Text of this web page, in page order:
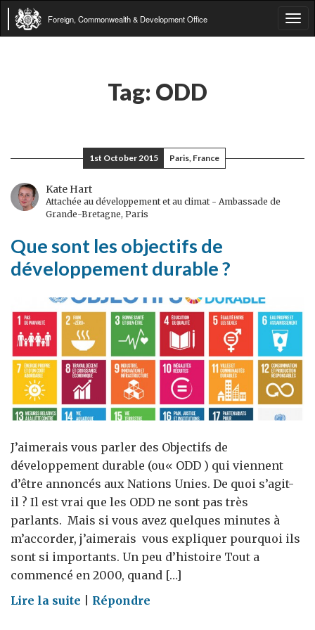
Foreign, Commonwealth & Development Office
Tag: ODD
1st October 2015 Paris, France
Kate Hart
Attachée au développement et au climat - Ambassade de
Grande-Bretagne, Paris
Que sont les objectifs de
développement durable ?
J’aimerais vous parler des Objectifs de
développement durable (ou« ODD ) qui viennent
d’être annoncés aux Nations Unies. De quoi s’agit-
il ? Il est vrai que les ODD ne sont pas très
parlants. Mais si vous avez quelques minutes à
m’accorder, j’aimerais vous expliquer pourquoi ils
sont si importants. Un peu d’histoire Tout a
commencé en 2000, quand […]
Lire la suite onRépondre